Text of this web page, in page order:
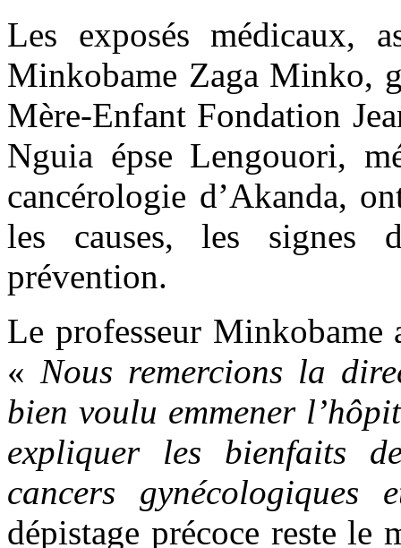
Les exposés médicaux,
Minkobame Zaga Minko,
Mère-Enfant Fondation
Nguia épse Lengouori,
cancérologie d’Akanda,
les causes, les signes
prévention.
Le professeur Minkobame
« Nous remercions la
bien voulu emmener
expliquer les bienfaits
cancers gynécologiques
dépistage précoce reste